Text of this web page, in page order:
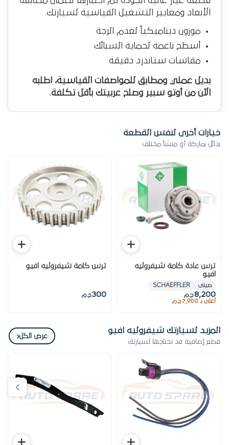
الأبعاد ومعايير التشغيل القياسية لسيارتك.
موزون ديناميكياً لعدم الرجة
أسطح ناعمة لحماية السبائك
مقاسات ستاندرد دقيقة
بديل عملي ومطابق للمواصفات القياسية، اطلبه
الآن من أوتو سبير وصلح عربيتك بأقل تكلفة.
خيارات أخرى لنفس القطعة
بدائل بماركة أو منشأ مختلف
ترس عادة كامة شيفروليه
افيو
صينى SCHAEFFLER
8,200ج.م
أغلى بـ 7,900 ج.م
ترس كامة شيفروليه افيو
300ج.م
المزيد لسيارتك شيفروليه افيو
قطع إضافية قد تحتاجها لسيارتك
عرض الكل‹